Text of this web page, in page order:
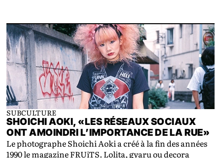
SUBCULTURE
SHOICHI AOKI, «LES RÉSEAUX SOCIAUX
ONT AMOINDRI L’IMPORTANCE DE LA RUE»
Le photographe Shoichi Aoki a créé à la fin des années
1990 le magazine FRUiTS. Lolita, gyaru ou decora